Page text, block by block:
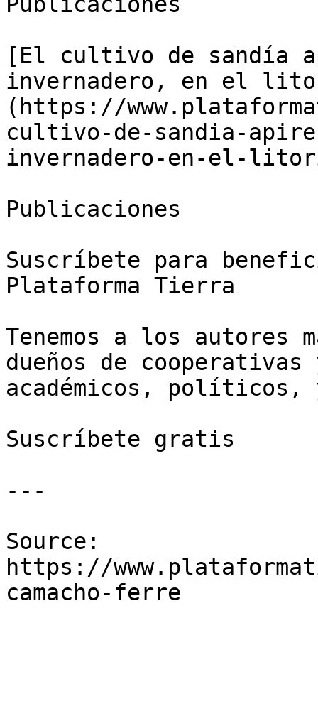
[El cultivo de sandía
invernadero, en el
(https://
cultivo-de-sandia-
invernadero-en-el-
Publicaciones
Suscríbete para
Plataforma Tierra
Tenemos a los autores
dueños de cooperativas
académicos, políticos,
Suscríbete gratis
---
Source:
https://